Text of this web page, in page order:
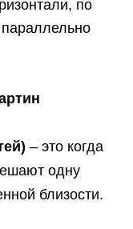
по
– это когда
одну
близости.